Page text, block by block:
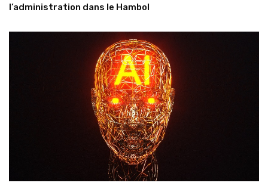
l’administration dans le Hambol